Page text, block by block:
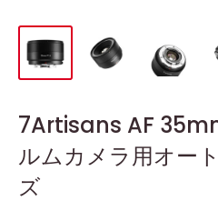
7Artisans AF
ルムカメラ用オー
ズ